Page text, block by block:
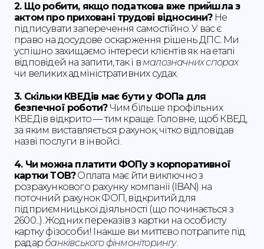
2. Що робити, якщо податкова вже прийшла з
актом про приховані трудові відносини?Не
підписувати заперечення самостійно. У вас є
право на досудове оскарження рішень ДПС. Ми
успішно захищаємо інтереси клієнтів як на етапі
відповідей на запити, так і в малозначних спорах
чи великих адміністративних судах.
3. Скільки КВЕДів має бути у ФОПа для
безпечної роботи?Чим більше профільних
КВЕДів відкрито — тим краще. Головне, щоб КВЕД,
за яким виставляється рахунок, чітко відповідав
назві послуги в інвойсі.
4. Чи можна платити ФОПу з корпоративної
картки ТОВ?Оплата має йти виключно з
розрахункового рахунку компанії (IBAN) на
поточний рахунок ФОП, відкритий для
підприємницької діяльності (що починається з
2600...). Жодних переказів з картки на особисту
картку фізособи! Інакше ви миттєво потрапите під
радар банківського фінмоніторингу.